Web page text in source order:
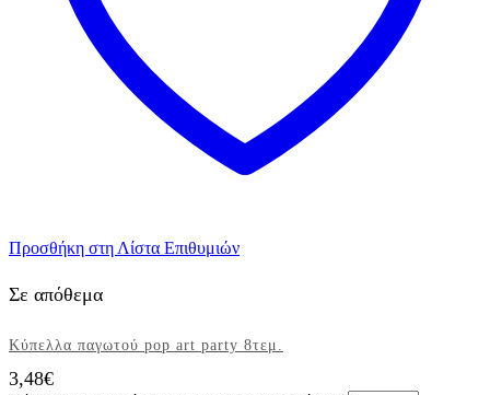
Προσθήκη στη Λίστα Επιθυμιών
Σε απόθεμα
Κύπελλα παγωτού pop art party 8τεμ.
3,48€